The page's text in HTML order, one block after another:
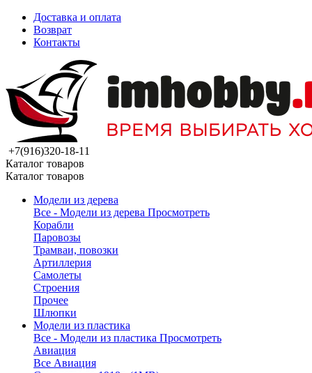
Доставка и оплата
Возврат
Контакты
+7(916)320-18-11
Каталог товаров
Каталог товаров
Модели из дерева
Все - Модели из дерева Просмотреть
Корабли
Паровозы
Трамваи, повозки
Артиллерия
Самолеты
Строения
Прочее
Шлюпки
Модели из пластика
Все - Модели из пластика Просмотреть
Авиация
Все Авиация